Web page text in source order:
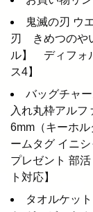
鬼滅の刃 ウ
刃 きめつのや
ル】 ディフォ
ス4】
バッグチャ
入れ丸枠アルフ
6mm（キーホ
ームタグ イニ
プレゼント 部
ト対応】
タオルケッ